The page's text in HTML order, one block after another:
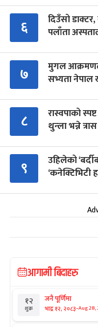
६
दिउँसो
पलाँता
७
मुगल
सभ्यता नेपाल
८
रास्वपाको
थुन्ला भन्ने
९
उहिलेको
‘कनेक्टिभिटी
आगामी बिदाहरु
१२
शुक्र
जनै पूर्णिमा
भाद्र १२, २०८३-Aug 28,